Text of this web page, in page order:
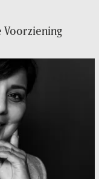
Voorziening